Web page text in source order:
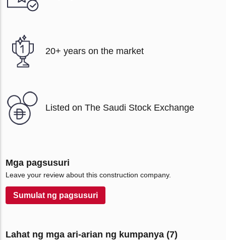
20+ years on the market
Listed on The Saudi Stock Exchange
Mga pagsusuri
Leave your review about this construction company.
Sumulat ng pagsusuri
Lahat ng mga ari-arian ng kumpanya (7)